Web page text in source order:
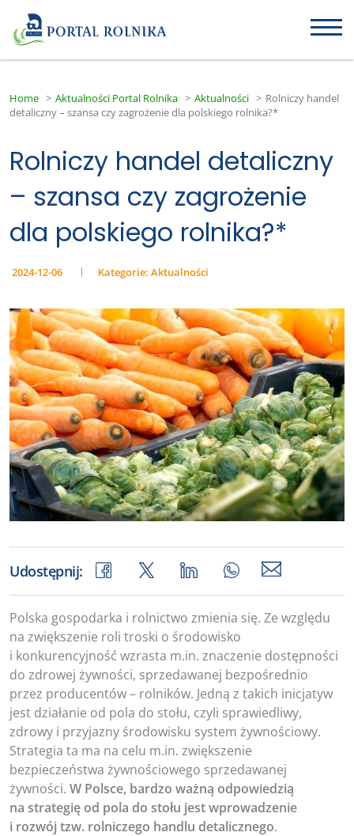
Home > Aktualności Portal Rolnika > Aktualności > Rolniczy handel
detaliczny – szansa czy zagrożenie dla polskiego rolnika?*
Rolniczy handel detaliczny
– szansa czy zagrożenie
dla polskiego rolnika?*
2024-12-06 Kategorie: Aktualności
Udostępnij:
Polska gospodarka i rolnictwo zmienia się. Ze względu
na zwiększenie roli troski o środowisko
i konkurencyjność wzrasta m.in. znaczenie dostępności
do zdrowej żywności, sprzedawanej bezpośrednio
przez producentów – rolników. Jedną z takich inicjatyw
jest działanie od pola do stołu, czyli sprawiedliwy,
zdrowy i przyjazny środowisku system żywnościowy.
Strategia ta ma na celu m.in. zwiększenie
bezpieczeństwa żywnościowego sprzedawanej
żywności. W Polsce, bardzo ważną odpowiedzią
na strategię od pola do stołu jest wprowadzenie
i rozwój tzw. rolniczego handlu detalicznego.